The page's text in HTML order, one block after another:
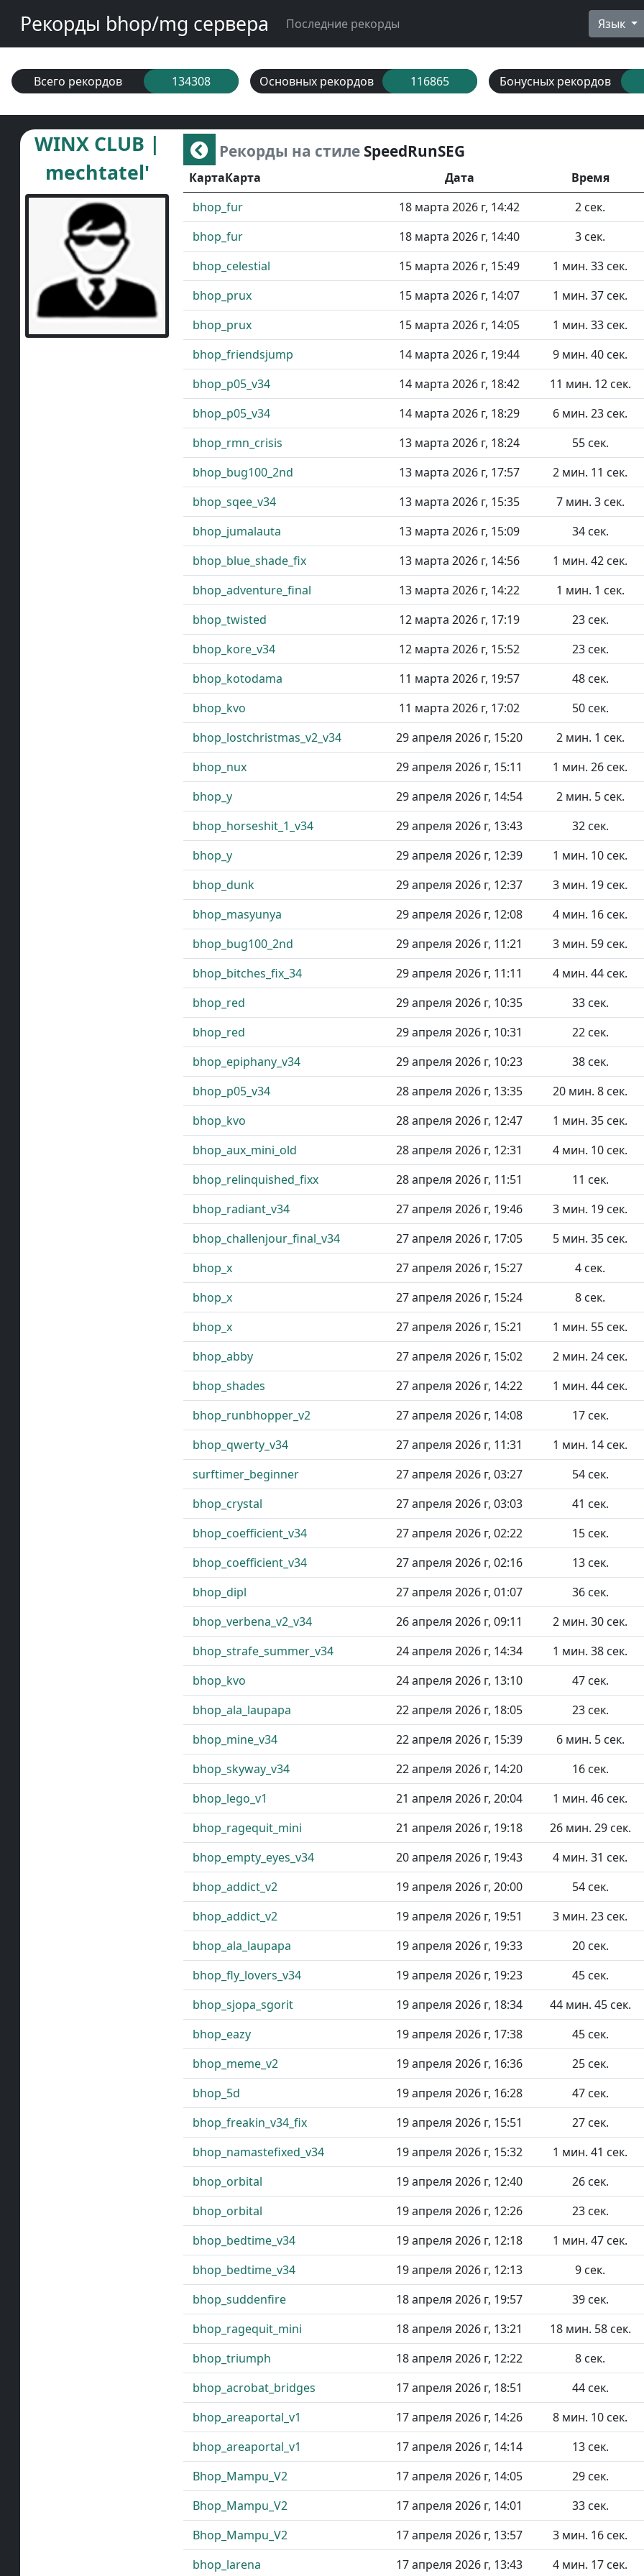
Рекорды bhop/mg сервера Последние рекорды Язык
Всего рекордов 134308 Основных рекордов 116865 Бонусных рекордов
WINX CLUB |
mechtatel'
Рекорды на стиле SpeedRunSEG
КартаКарта Дата
Время
bhop_fur
18 марта 2026 г, 14:42
2 сек.
bhop_fur
18 марта 2026 г, 14:40
3 сек.
bhop_celestial
15 марта 2026 г, 15:49
1 мин. 33 сек.
bhop_prux
15 марта 2026 г, 14:07
1 мин. 37 сек.
bhop_prux
15 марта 2026 г, 14:05
1 мин. 33 сек.
bhop_friendsjump
14 марта 2026 г, 19:44
9 мин. 40 сек.
bhop_p05_v34
14 марта 2026 г, 18:42
11 мин. 12 сек.
bhop_p05_v34
14 марта 2026 г, 18:29
6 мин. 23 сек.
bhop_rmn_crisis
13 марта 2026 г, 18:24
55 сек.
bhop_bug100_2nd
13 марта 2026 г, 17:57
2 мин. 11 сек.
bhop_sqee_v34
13 марта 2026 г, 15:35
7 мин. 3 сек.
bhop_jumalauta
13 марта 2026 г, 15:09
34 сек.
bhop_blue_shade_fix
13 марта 2026 г, 14:56
1 мин. 42 сек.
bhop_adventure_final
13 марта 2026 г, 14:22
1 мин. 1 сек.
bhop_twisted
12 марта 2026 г, 17:19
23 сек.
bhop_kore_v34
12 марта 2026 г, 15:52
23 сек.
bhop_kotodama
11 марта 2026 г, 19:57
48 сек.
bhop_kvo
11 марта 2026 г, 17:02
50 сек.
bhop_lostchristmas_v2_v34
29 апреля 2026 г, 15:20
2 мин. 1 сек.
bhop_nux
29 апреля 2026 г, 15:11
1 мин. 26 сек.
bhop_y
29 апреля 2026 г, 14:54
2 мин. 5 сек.
bhop_horseshit_1_v34
29 апреля 2026 г, 13:43
32 сек.
bhop_y
29 апреля 2026 г, 12:39
1 мин. 10 сек.
bhop_dunk
29 апреля 2026 г, 12:37
3 мин. 19 сек.
bhop_masyunya
29 апреля 2026 г, 12:08
4 мин. 16 сек.
bhop_bug100_2nd
29 апреля 2026 г, 11:21
3 мин. 59 сек.
bhop_bitches_fix_34
29 апреля 2026 г, 11:11
4 мин. 44 сек.
bhop_red
29 апреля 2026 г, 10:35
33 сек.
bhop_red
29 апреля 2026 г, 10:31
22 сек.
bhop_epiphany_v34
29 апреля 2026 г, 10:23
38 сек.
bhop_p05_v34
28 апреля 2026 г, 13:35
20 мин. 8 сек.
bhop_kvo
28 апреля 2026 г, 12:47
1 мин. 35 сек.
bhop_aux_mini_old
28 апреля 2026 г, 12:31
4 мин. 10 сек.
bhop_relinquished_fixx
28 апреля 2026 г, 11:51
11 сек.
bhop_radiant_v34
27 апреля 2026 г, 19:46
3 мин. 19 сек.
bhop_challenjour_final_v34
27 апреля 2026 г, 17:05
5 мин. 35 сек.
bhop_x
27 апреля 2026 г, 15:27
4 сек.
bhop_x
27 апреля 2026 г, 15:24
8 сек.
bhop_x
27 апреля 2026 г, 15:21
1 мин. 55 сек.
bhop_abby
27 апреля 2026 г, 15:02
2 мин. 24 сек.
bhop_shades
27 апреля 2026 г, 14:22
1 мин. 44 сек.
bhop_runbhopper_v2
27 апреля 2026 г, 14:08
17 сек.
bhop_qwerty_v34
27 апреля 2026 г, 11:31
1 мин. 14 сек.
surftimer_beginner
27 апреля 2026 г, 03:27
54 сек.
bhop_crystal
27 апреля 2026 г, 03:03
41 сек.
bhop_coefficient_v34
27 апреля 2026 г, 02:22
15 сек.
bhop_coefficient_v34
27 апреля 2026 г, 02:16
13 сек.
bhop_dipl
27 апреля 2026 г, 01:07
36 сек.
bhop_verbena_v2_v34
26 апреля 2026 г, 09:11
2 мин. 30 сек.
bhop_strafe_summer_v34
24 апреля 2026 г, 14:34
1 мин. 38 сек.
bhop_kvo
24 апреля 2026 г, 13:10
47 сек.
bhop_ala_laupapa
22 апреля 2026 г, 18:05
23 сек.
bhop_mine_v34
22 апреля 2026 г, 15:39
6 мин. 5 сек.
bhop_skyway_v34
22 апреля 2026 г, 14:20
16 сек.
bhop_lego_v1
21 апреля 2026 г, 20:04
1 мин. 46 сек.
bhop_ragequit_mini
21 апреля 2026 г, 19:18
26 мин. 29 сек.
bhop_empty_eyes_v34
20 апреля 2026 г, 19:43
4 мин. 31 сек.
bhop_addict_v2
19 апреля 2026 г, 20:00
54 сек.
bhop_addict_v2
19 апреля 2026 г, 19:51
3 мин. 23 сек.
bhop_ala_laupapa
19 апреля 2026 г, 19:33
20 сек.
bhop_fly_lovers_v34
19 апреля 2026 г, 19:23
45 сек.
bhop_sjopa_sgorit
19 апреля 2026 г, 18:34
44 мин. 45 сек.
bhop_eazy
19 апреля 2026 г, 17:38
45 сек.
bhop_meme_v2
19 апреля 2026 г, 16:36
25 сек.
bhop_5d
19 апреля 2026 г, 16:28
47 сек.
bhop_freakin_v34_fix
19 апреля 2026 г, 15:51
27 сек.
bhop_namastefixed_v34
19 апреля 2026 г, 15:32
1 мин. 41 сек.
bhop_orbital
19 апреля 2026 г, 12:40
26 сек.
bhop_orbital
19 апреля 2026 г, 12:26
23 сек.
bhop_bedtime_v34
19 апреля 2026 г, 12:18
1 мин. 47 сек.
bhop_bedtime_v34
19 апреля 2026 г, 12:13
9 сек.
bhop_suddenfire
18 апреля 2026 г, 19:57
39 сек.
bhop_ragequit_mini
18 апреля 2026 г, 13:21
18 мин. 58 сек.
bhop_triumph
18 апреля 2026 г, 12:22
8 сек.
bhop_acrobat_bridges
17 апреля 2026 г, 18:51
44 сек.
bhop_areaportal_v1
17 апреля 2026 г, 14:26
8 мин. 10 сек.
bhop_areaportal_v1
17 апреля 2026 г, 14:14
13 сек.
Bhop_Mampu_V2
17 апреля 2026 г, 14:05
29 сек.
Bhop_Mampu_V2
17 апреля 2026 г, 14:01
33 сек.
Bhop_Mampu_V2
17 апреля 2026 г, 13:57
3 мин. 16 сек.
bhop_larena
17 апреля 2026 г, 13:43 4 мин. 17 сек.